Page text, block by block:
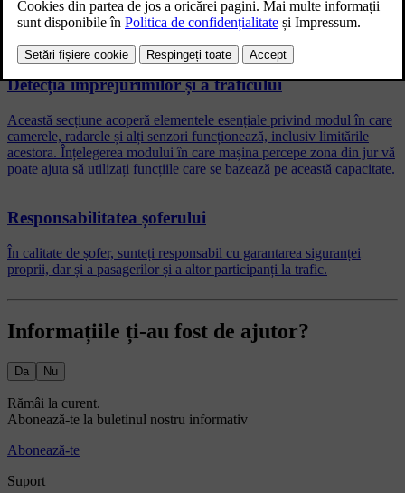
Articole conexe
Detecția împrejurimilor și a traficului
Această secțiune acoperă elementele esențiale privind modul în care
camerele, radarele și alți senzori funcționează, inclusiv limitările
acestora. Înțelegerea modului în care mașina percepe zona din jur vă
poate ajuta să utilizați funcțiile care se bazează pe această capacitate.
Responsabilitatea șoferului
În calitate de șofer, sunteți responsabil cu garantarea siguranței
proprii, dar și a pasagerilor și a altor participanți la trafic.
Informațiile ți-au fost de ajutor?
Da Nu